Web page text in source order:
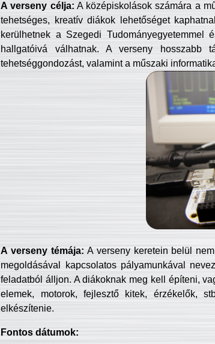
A verseny célja: A középiskolások számára a
tehetséges, kreatív diákok lehetőséget
kerülhetnek a Szegedi
hallgatóivá válhatnak. A verseny hosszabb
tehetséggondozást, valamint a műszaki
A verseny témája: A verseny keretein belül
megoldásával kapcsolatos pályamunkával
feladatból álljon. A diákoknak meg kell építeni,
elemek, motorok, fejlesztő kitek, érzékelők,
elkészítenie.
Fontos dátumok: